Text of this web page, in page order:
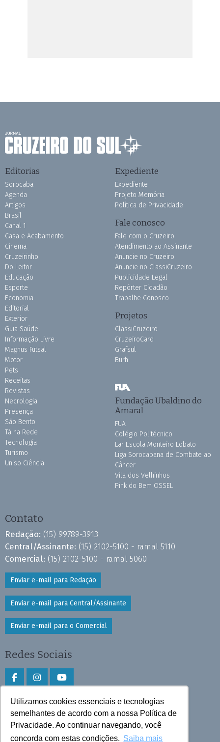
Utilizamos cookies essenciais e tecnologias
semelhantes de acordo com a nossa Política de
Privacidade. Ao continuar navegando, você
concorda com estas condições. Saiba mais
Editorias
Sorocaba
Agenda
Artigos
Brasil
Canal 1
Casa e Acabamento
Cinema
Cruzeirinho
Do Leitor
Educação
Esporte
Economia
Editorial
Exterior
Guia Saúde
Informação Livre
Magnus Futsal
Motor
Pets
Receitas
Revistas
Necrologia
Presença
São Bento
Tá na Rede
Tecnologia
Turismo
Uniso Ciência
Expediente
Expediente
Projeto Memória
Política de Privacidade
Fale conosco
Fale com o Cruzeiro
Atendimento ao Assinante
Anuncie no Cruzeiro
Anuncie no ClassiCruzeiro
Publicidade Legal
Repórter Cidadão
Trabalhe Conosco
Projetos
ClassiCruzeiro
CruzeiroCard
Grafsul
Burh
Fundação Ubaldino do
Amaral
FUA
Colégio Politécnico
Lar Escola Monteiro Lobato
Liga Sorocabana de Combate ao
Câncer
Vila dos Velhinhos
Pink do Bem OSSEL
Contato
Redação: (15) 99789-3913
Central/Assinante: (15) 2102-5100 - ramal 5110
Comercial: (15) 2102-5100 - ramal 5060
Enviar e-mail para Redação
Enviar e-mail para Central/Assinante
Enviar e-mail para o Comercial
Redes Sociais
Faça download do aplicativo
Play Store e App Store